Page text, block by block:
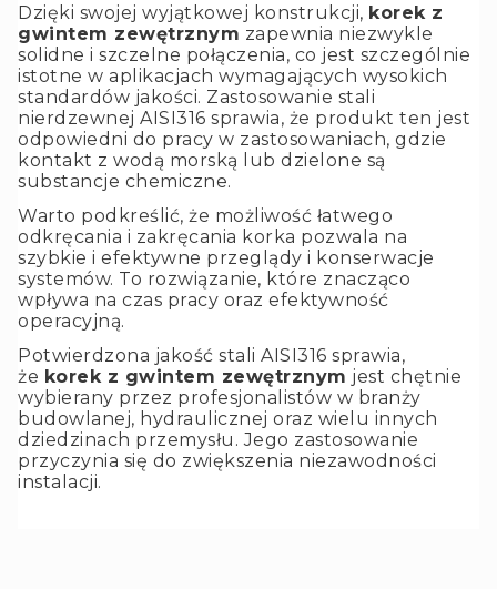
Dzięki swojej wyjątkowej konstrukcji, korek z
gwintem zewętrznym zapewnia niezwykle
solidne i szczelne połączenia, co jest szczególnie
istotne w aplikacjach wymagających wysokich
standardów jakości. Zastosowanie stali
nierdzewnej AISI316 sprawia, że produkt ten jest
odpowiedni do pracy w zastosowaniach, gdzie
kontakt z wodą morską lub dzielone są
substancje chemiczne.
Warto podkreślić, że możliwość łatwego
odkręcania i zakręcania korka pozwala na
szybkie i efektywne przeglądy i konserwacje
systemów. To rozwiązanie, które znacząco
wpływa na czas pracy oraz efektywność
operacyjną.
Potwierdzona jakość stali AISI316 sprawia,
że korek z gwintem zewętrznym jest chętnie
wybierany przez profesjonalistów w branży
budowlanej, hydraulicznej oraz wielu innych
dziedzinach przemysłu. Jego zastosowanie
przyczynia się do zwiększenia niezawodności
instalacji.